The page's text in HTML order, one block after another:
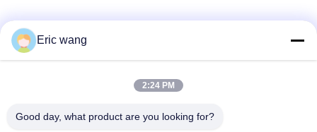
Téléphone
Eric wang
2:24 PM
Good day, what product are you looking for?